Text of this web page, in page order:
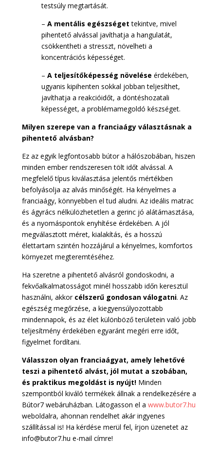
testsúly megtartását.
– A mentális egészséget tekintve, mivel
pihentető alvással javíthatja a hangulatát,
csökkentheti a stresszt, növelheti a
koncentrációs képességet.
– A teljesítőképesség növelése érdekében,
ugyanis kipihenten sokkal jobban teljesíthet,
javíthatja a reakcióidőt, a döntéshozatali
képességet, a problémamegoldó készséget.
Milyen szerepe van a franciaágy választásnak a
pihentető alvásban?
Ez az egyik legfontosabb bútor a hálószobában, hiszen
minden ember rendszeresen tölt időt alvással. A
megfelelő típus kiválasztása jelentős mértékben
befolyásolja az alvás minőségét. Ha kényelmes a
franciaágy, könnyebben el tud aludni. Az ideális matrac
és ágyrács nélkülözhetetlen a gerinc jó alátámasztása,
és a nyomáspontok enyhítése érdekében. A jól
megválasztott méret, kialakítás, és a hosszú
élettartam szintén hozzájárul a kényelmes, komfortos
környezet megteremtéséhez.
Ha szeretne a pihentető alvásról gondoskodni, a
fekvőalkalmatosságot minél hosszabb időn keresztül
használni, akkorcélszerű gondosan válogatni. Az
egészség megőrzése, a kiegyensúlyozottabb
mindennapok, és az élet különböző területein való jobb
teljesítmény érdekében egyaránt megéri erre időt,
figyelmet fordítani.
Válasszon olyan franciaágyat, amely lehetővé
teszi a pihentető alvást, jól mutat a szobában,
és praktikus megoldást is nyújt! Minden
szempontból kiváló termékek állnak a rendelkezésére a
Bútor7 webáruházban. Látogasson el a www.butor7.hu
weboldalra, ahonnan rendelhet akár ingyenes
szállítással is! Ha kérdése merül fel, írjon üzenetet az
info@butor7.hu e-mail címre!